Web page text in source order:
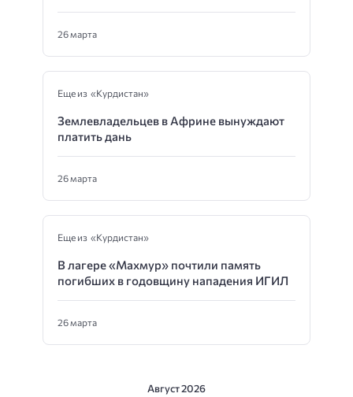
26 марта
Еще из «Курдистан»
Землевладельцев в Африне вынуждают
платить дань
26 марта
Еще из «Курдистан»
В лагере «Махмур» почтили память
погибших в годовщину нападения ИГИЛ
26 марта
Август 2026